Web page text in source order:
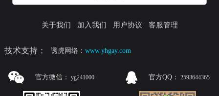
关于我们 加入我们 用户协议 客服管理
技术支持： 诱虎网络：www.yhgay.com
官方微信： yg241000 官方QQ： 2593644365